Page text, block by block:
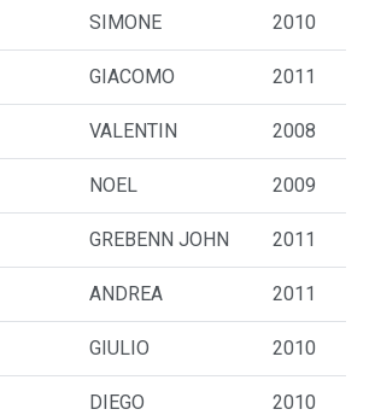
SIMONE 2010
GIACOMO 2011
VALENTIN 2008
NOEL 2009
GREBENN JOHN 2011
ANDREA 2011
GIULIO 2010
DIEGO 2010